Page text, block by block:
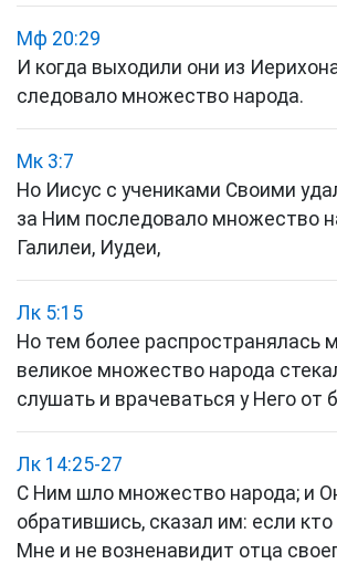
Мф 20:29
И когда выходили они из
следовало множество народа.
Мк 3:7
Но Иисус с учениками Своими
за Ним последовало множество
Галилеи, Иудеи,
Лк 5:15
Но тем более распространялась
великое множество народа
слушать и врачеваться у Него от
Лк 14:25-27
С Ним шло множество народа; и
обратившись, сказал им: если
Мне и не возненавидит отца